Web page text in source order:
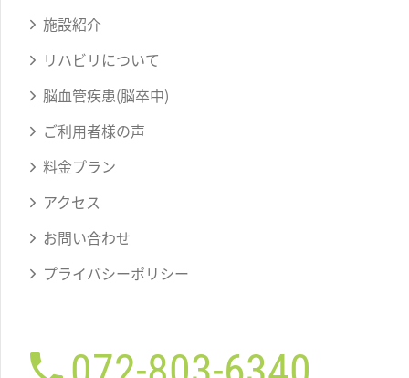
施設紹介
リハビリについて
脳血管疾患(脳卒中)
ご利用者様の声
料金プラン
アクセス
お問い合わせ
プライバシーポリシー